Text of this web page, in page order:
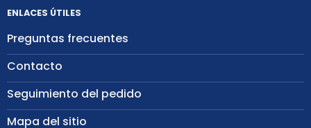
ENLACES ÚTILES
Preguntas frecuentes
Contacto
Seguimiento del pedido
Mapa del sitio